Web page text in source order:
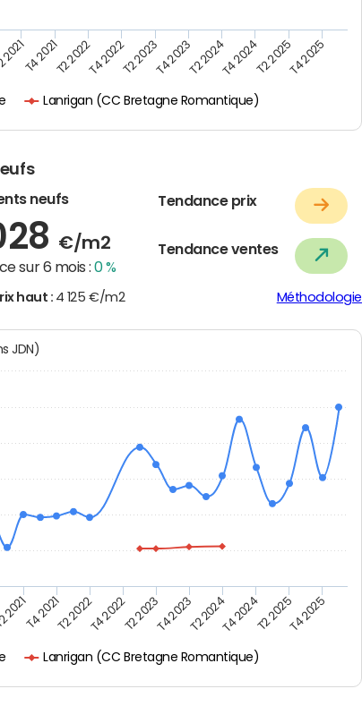
Lanrigan (CC Bretagne Romantique)
T4 2021T2 2022T4 2022T2 2023T4 2023T2 2024T4 2024T2 2025T4 2025
neufs
€/m2
sur 6 mois :0 %
Tendance prix
Tendance ventes
haut : 4 125 €/m2 Méthodologie
JDN)
Lanrigan (CC Bretagne Romantique)
2021T4 2021T2 2022T4 2022T2 2023T4 2023T2 2024T4 2024T2 2025T4 2025